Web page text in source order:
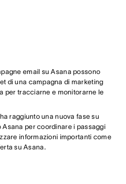
email su Asana possono
di una campagna di marketing
per tracciarne e monitorarne le
raggiunto una nuova fase su
Asana per coordinare i passaggi
informazioni importanti come
su Asana.